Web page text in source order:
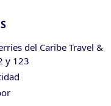
del Caribe Travel &
y 123